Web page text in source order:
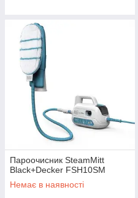
Пароочисник SteamMitt
Black+Decker FSH10SM
Немає в наявності